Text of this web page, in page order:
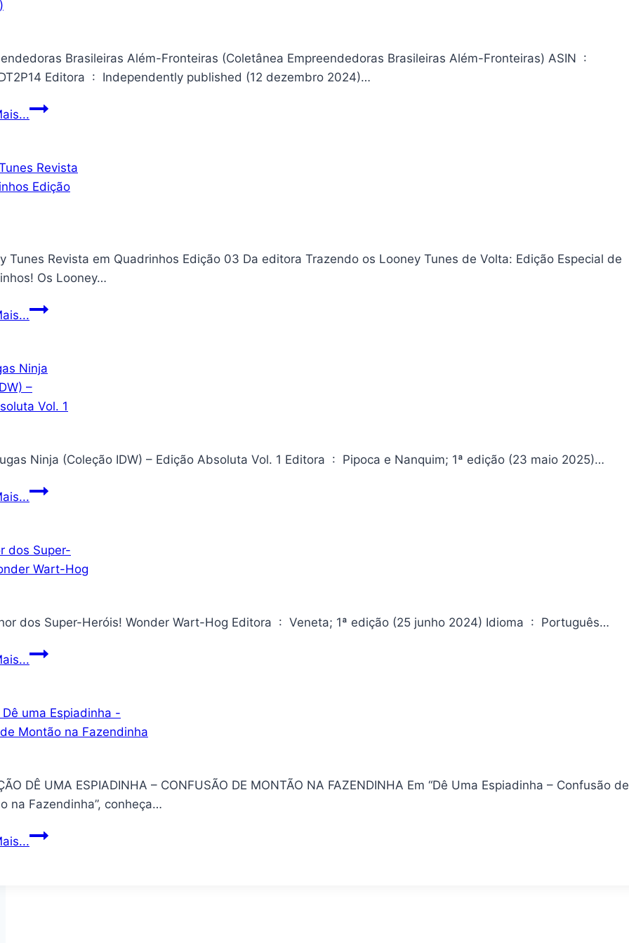
Brasileiras Além-Fronteiras (Coletânea Empreendedoras Brasileiras Além-Fronteiras) ASIN ‏ :
B0DQDT2P14 Editora ‏ : ‎ Independently published (12 dezembro 2024)…
Empreendedoras
Fronteiras
(Coletânea
Fronteiras)
Tunes Revista em Quadrinhos Edição 03 Da editora Trazendo os Looney Tunes de Volta: Edição Especial de
Os Looney…
Looney
em
Quadrinhos
Edição
Tartarugas Ninja (Coleção IDW) – Edição Absoluta Vol. 1 Editora ‏ : ‎ Pipoca e Nanquim; 1ª edição (23 maio 2025)…
Tartarugas
IDW)
–
Vol.
O Melhor dos Super-Heróis! Wonder Wart-Hog Editora ‏ : ‎ Veneta; 1ª edição (25 junho 2024) Idioma ‏ : ‎ Português…
O
Super-
Heróis!
Hog
DÊ UMA ESPIADINHA – CONFUSÃO DE MONTÃO NA FAZENDINHA Em “Dê Uma Espiadinha – Confusão de
na Fazendinha”, conheça…
Coleção